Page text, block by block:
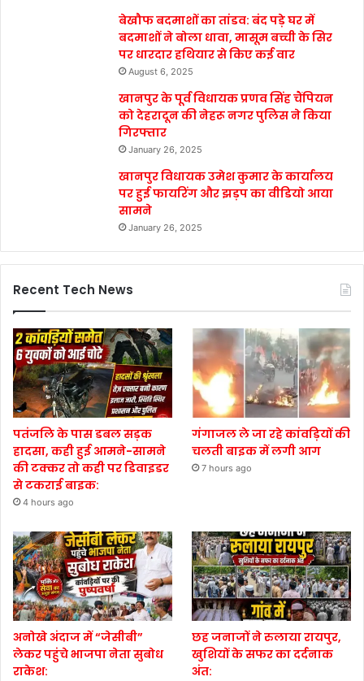
बेखौफ बदमाशों का तांडव: बंद पड़े घर में
बदमाशों ने बोला धावा, मासूम बच्ची के सिर
पर धारदार हथियार से किए कई वार
August 6, 2025
खानपुर के पूर्व विधायक प्रणव सिंह चैंपियन
को देहरादून की नेहरू नगर पुलिस ने किया
गिरफ्तार
January 26, 2025
खानपुर विधायक उमेश कुमार के कार्यालय
पर हुई फायरिंग और झड़प का वीडियो आया
सामने
January 26, 2025
Recent Tech News
पतंजलि के पास डबल सड़क
हादसा, कही हुई आमने-सामने
की टक्कर तो कही पर डिवाइडर
से टकराई बाइक:
4 hours ago
गंगाजल ले जा रहे कांवड़ियों की
चलती बाइक में लगी आग
7 hours ago
अनोखे अंदाज में “जेसीबी”
लेकर पहुंचे भाजपा नेता सुबोध
राकेश:
छह जनाजों ने रुलाया रायपुर,
खुशियों के सफर का दर्दनाक
अंत: